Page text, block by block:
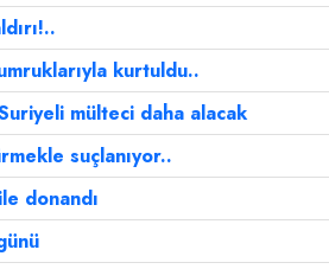
kurtuldu..
mülteci daha alacak
suçlanıyor..
donandı